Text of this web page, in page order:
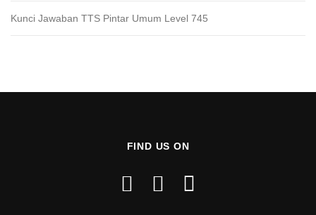
Kunci Jawaban TTS Pintar Umum Level 745
FIND US ON